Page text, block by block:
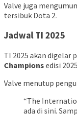
Valve juga
tersibuk Dota 2.
Jadwal TI 2025
TI 2025 akan digelar
Champions edisi
Valve menutup
“The
ada di sini.